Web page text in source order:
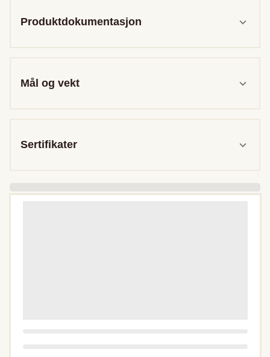
Produktdokumentasjon
Mål og vekt
Sertifikater